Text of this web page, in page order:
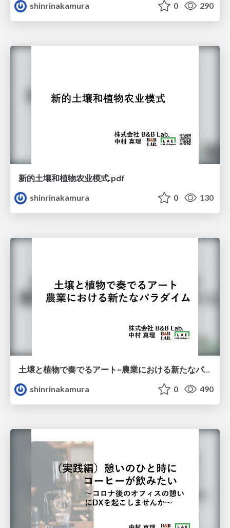
shinrinakamura
0 290
新的土壤和植物农业模式.pdf
shinrinakamura
0 130
土壌と植物で奏でるアート~農業における新たなパラダイム~
shinrinakamura
0 490